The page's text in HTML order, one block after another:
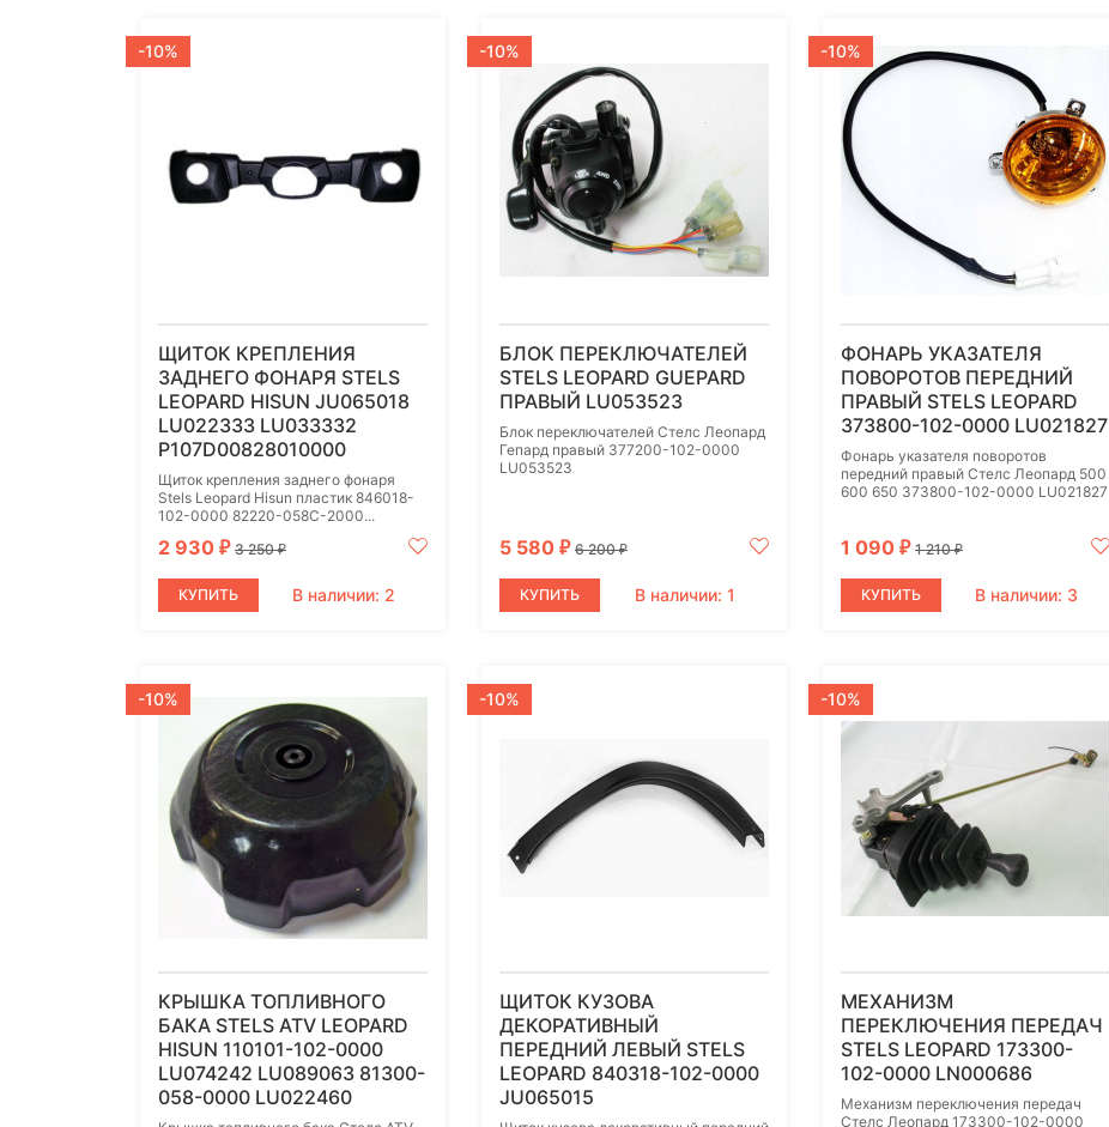
-10%
ЩИТОК КРЕПЛЕНИЯ
ЗАДНЕГО ФОНАРЯ STELS
LEOPARD HISUN JU065018
LU022333 LU033332
P107D00828010000
Щиток крепления заднего фонаря
Stels Leopard Hisun пластик 846018-
102-0000 82220-058C-2000...
2 930 ₽ 3 250₽
КУПИТЬ В наличии: 2
-10%
БЛОК ПЕРЕКЛЮЧАТЕЛЕЙ
STELS LEOPARD GUEPARD
ПРАВЫЙ LU053523
Блок переключателей Стелс Леопард
Гепард правый 377200-102-0000
LU053523
5 580 ₽ 6 200₽
КУПИТЬ В наличии: 1
-10%
ФОНАРЬ УКАЗАТЕЛЯ
ПОВОРОТОВ ПЕРЕДНИЙ
ПРАВЫЙ STELS LEOPARD
373800-102-0000 LU021827
Фонарь указателя поворотов
передний правый Стелс Леопард 500
600 650 373800-102-0000 LU021827
1 090 ₽ 1 210₽
КУПИТЬ В наличии: 3
-10%
КРЫШКА ТОПЛИВНОГО
БАКА STELS ATV LEOPARD
HISUN 110101-102-0000
LU074242 LU089063 81300-
058-0000 LU022460
-10%
ЩИТОК КУЗОВА
ДЕКОРАТИВНЫЙ
ПЕРЕДНИЙ ЛЕВЫЙ STELS
LEOPARD 840318-102-0000
JU065015
-10%
МЕХАНИЗМ
ПЕРЕКЛЮЧЕНИЯ ПЕРЕДАЧ
STELS LEOPARD 173300-
102-0000 LN000686
Механизм переключения передач
Стелс Леопард 173300-102-0000